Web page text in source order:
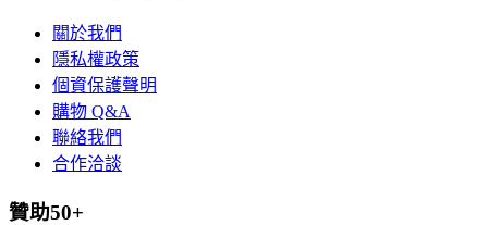
關於我們
隱私權政策
個資保護聲明
購物 Q&A
聯絡我們
合作洽談
贊助50+